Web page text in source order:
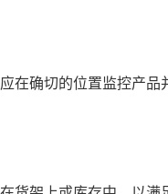
确切的位置监控产品